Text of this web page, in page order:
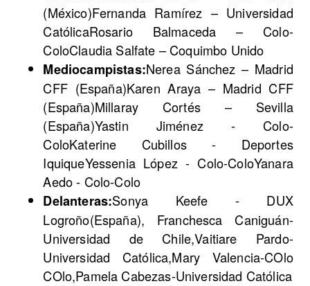
(México)Fernanda Ramírez – Universidad
CatólicaRosario Balmaceda – Colo-
ColoClaudia Salfate – Coquimbo Unido
Mediocampistas:Nerea Sánchez – Madrid
CFF (España)Karen Araya – Madrid CFF
(España)Millaray Cortés – Sevilla
(España)Yastin Jiménez - Colo-
ColoKaterine Cubillos - Deportes
IquiqueYessenia López - Colo-ColoYanara
Aedo - Colo-Colo
Delanteras:Sonya Keefe - DUX
Logroño(España), Franchesca Caniguán-
Universidad de Chile,Vaitiare Pardo-
Universidad Católica,Mary Valencia-COlo
COlo,Pamela Cabezas-Universidad Católica